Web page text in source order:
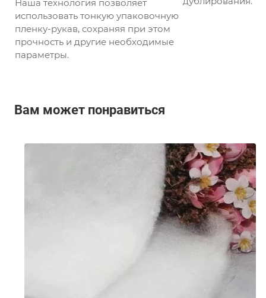
Наша технология позволяет
использовать тонкую упаковочную
пленку-рукав, сохраняя при этом
прочность и другие необходимые
параметры.
Вам может понравиться